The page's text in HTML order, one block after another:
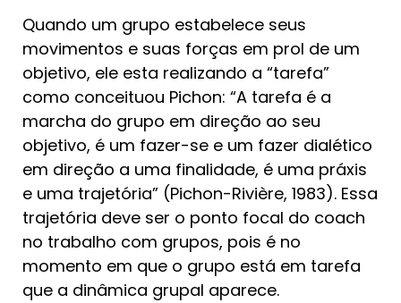
Quando um grupo estabelece seus
movimentos e suas forças em prol de um
objetivo, ele esta realizando a “tarefa”
como conceituou Pichon: “A tarefa é a
marcha do grupo em direção ao seu
objetivo, é um fazer-se e um fazer dialético
em direção a uma finalidade, é uma práxis
e uma trajetória” (Pichon-Rivière, 1983). Essa
trajetória deve ser o ponto focal do coach
no trabalho com grupos, pois é no
momento em que o grupo está em tarefa
que a dinâmica grupal aparece.